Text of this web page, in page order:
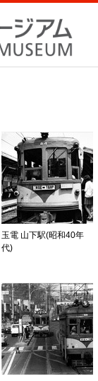
玉電 山下駅(昭和40年
代)